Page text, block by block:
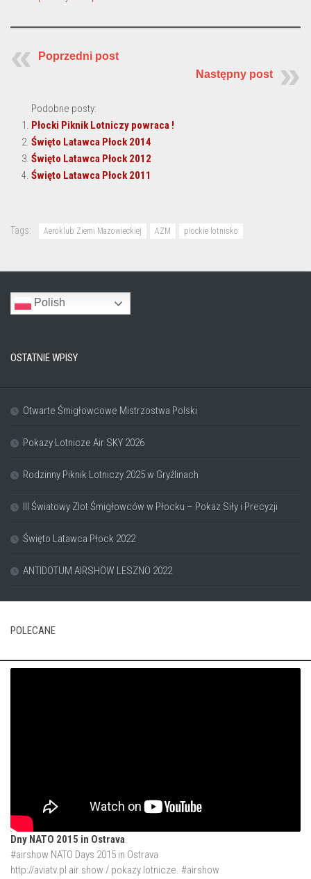
Poprzedni post
Następny post
Podobne posty:
Płocki Piknik Lotniczy powraca !
Święto Latawca Płock 2014
Święto Latawca Płock 2012
Święto Latawca Płock 2011
Tags: Aeroklub Ziemi Mazowieckiej AZM płockie lotnisko
Polish
OSTATNIE WPISY
Otwarte Śmigłowcowe Mistrzostwa Polski
Pokazy Lotnicze Air SKY 2026
Rodzinny Piknik Lotniczy 2025 w Gryźlinach
III Światowy Zlot Śmigłowców w Płocku – Pokaz Siły i Precyzji
Święto Latawca Płock 2022
ANTIDOTUM AIRSHOW LESZNO 2022
POLECANE
Dny NATO 2015 in Ostrava
#airshow NATO Days 2015 in Ostrava
http://aviatv.pl air show / pokazy lotnicze. #airshow